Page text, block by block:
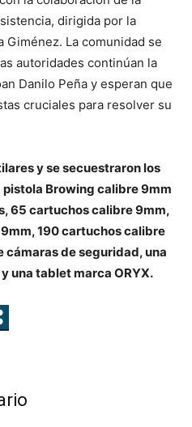
dirigida por la
Giménez. La comunidad se
autoridades continúan la
Danilo Peña y esperan que
cruciales para resolver su
y se secuestraron los
Browing calibre 9mm
65 cartuchos calibre 9mm,
190 cartuchos calibre
cámaras de seguridad, una
una tablet marca ORYX.